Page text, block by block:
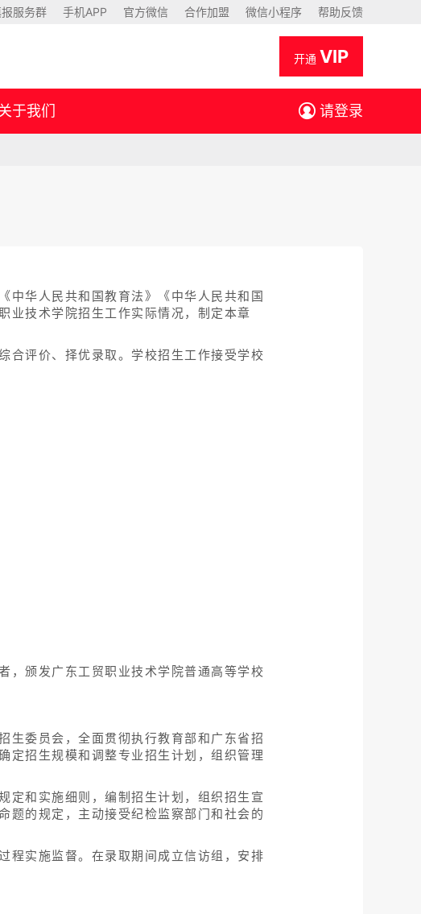
服务群 手机APP 官方微信 合作加盟 微信小程序 帮助反馈
开通 VIP
于我们 请登录
中华人民共和国教育法》《中华人民共和国
业技术学院招生工作实际情况，制定本章
合评价、择优录取。学校招生工作接受学校
，颁发广东工贸职业技术学院普通高等学校
生委员会，全面贯彻执行教育部和广东省招
定招生规模和调整专业招生计划，组织管理
定和实施细则，编制招生计划，组织招生宣
题的规定，主动接受纪检监察部门和社会的
程实施监督。在录取期间成立信访组，安排